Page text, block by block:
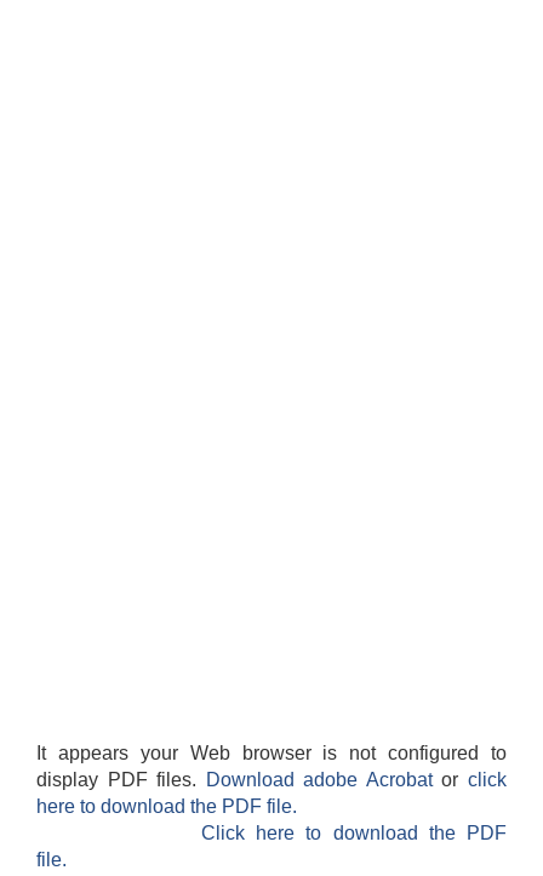
It appears your Web browser is not configured to
display PDF files.
Download adobe Acrobatorclick
here to download the PDF file.
Click here to download the PDF
file.